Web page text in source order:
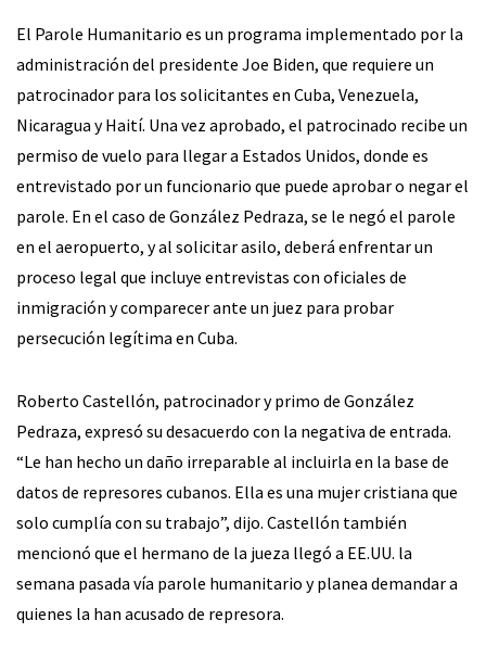
El Parole Humanitario es un programa implementado por la
administración del presidente Joe Biden, que requiere un
patrocinador para los solicitantes en Cuba, Venezuela,
Nicaragua y Haití. Una vez aprobado, el patrocinado recibe un
permiso de vuelo para llegar a Estados Unidos, donde es
entrevistado por un funcionario que puede aprobar o negar el
parole. En el caso de González Pedraza, se le negó el parole
en el aeropuerto, y al solicitar asilo, deberá enfrentar un
proceso legal que incluye entrevistas con oficiales de
inmigración y comparecer ante un juez para probar
persecución legítima en Cuba.
Roberto Castellón, patrocinador y primo de González
Pedraza, expresó su desacuerdo con la negativa de entrada.
“Le han hecho un daño irreparable al incluirla en la base de
datos de represores cubanos. Ella es una mujer cristiana que
solo cumplía con su trabajo”, dijo. Castellón también
mencionó que el hermano de la jueza llegó a EE.UU. la
semana pasada vía parole humanitario y planea demandar a
quienes la han acusado de represora.